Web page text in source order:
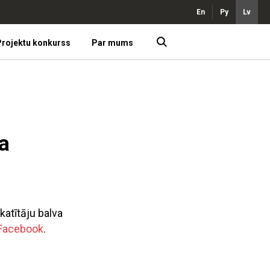
En Ру Lv
konkurss Par mums
balva
.